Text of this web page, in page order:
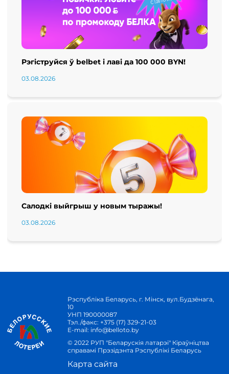
Рэгіструйся ў belbet і лаві да 100 000 BYN!
03.08.2026
Салодкі выйгрыш у новым тыражы!
03.08.2026
Рэспубліка Беларусь, г. Мінск, вул.Будзёнага,
10
УНП 190000087
Тэл./факс: +375 (17) 329-21-03
E-mail: info@belloto.by
© 2022 РУП "Беларускія латарэі" Кіраўніцтва
справамі Прэзідэнта Рэспублікі Беларусь
Карта сайта